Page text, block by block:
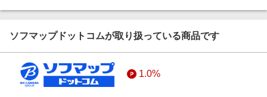
ソフマップドットコムが取り扱っている商品です
1.0%